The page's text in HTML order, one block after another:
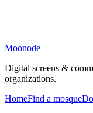
Moonode
Digital screens &
organizations.
HomeFind a mosque